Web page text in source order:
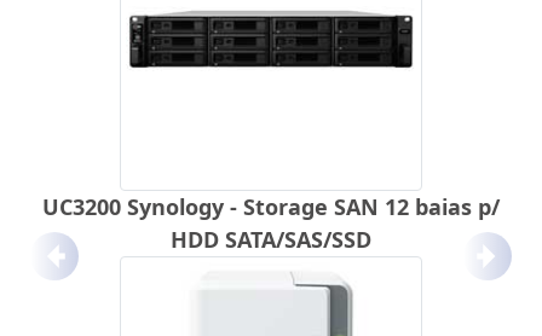
UC3200 Synology - Storage SAN 12 baias p/
HDD SATA/SAS/SSD
Anterior